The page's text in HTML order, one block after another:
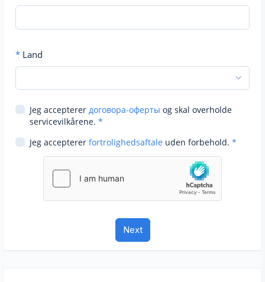
* Land
Jeg accepterer договора-оферты og skal overholde
servicevilkårene. *
Jeg accepterer fortrolighedsaftale uden forbehold. *